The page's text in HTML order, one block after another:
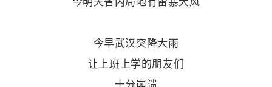
今早武汉突降大雨
让上班上学的朋友们